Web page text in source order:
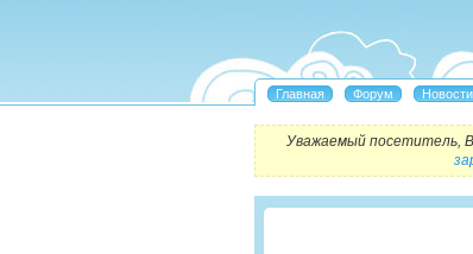
Уважаемый посетитель,